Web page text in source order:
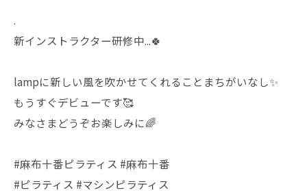
.
新インストラクター研修中...🍀
lampに新しい風を吹かせてくれることまちがいなし✨
もうすぐデビューです🥰
みなさまどうぞお楽しみに🌈
#麻布十番ピラティス #麻布十番
#ピラティス #マシンピラティス